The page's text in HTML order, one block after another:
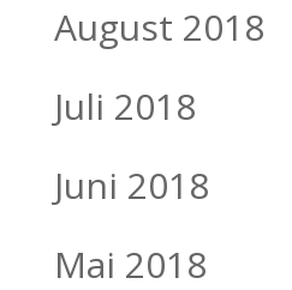
August 2018
Juli 2018
Juni 2018
Mai 2018